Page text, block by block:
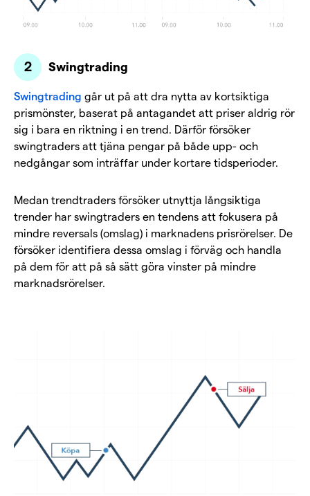
Swingtrading
Swingtrading går ut på att dra nytta av kortsiktiga
prismönster, baserat på antagandet att priser aldrig rör
sig i bara en riktning i en trend. Därför försöker
swingtraders att tjäna pengar på både upp- och
nedgångar som inträffar under kortare tidsperioder.
Medan trendtraders försöker utnyttja långsiktiga
trender har swingtraders en tendens att fokusera på
mindre reversals (omslag) i marknadens prisrörelser. De
försöker identifiera dessa omslag i förväg och handla
på dem för att på så sätt göra vinster på mindre
marknadsrörelser.